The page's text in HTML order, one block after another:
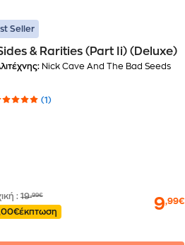
Seller
& Rarities (Part Ii) (Deluxe)
Nick Cave And The Bad Seeds
(1)
: 19,99€
έκπτωση 9,99€